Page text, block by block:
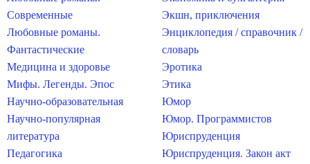
Современные
Любовные романы.
Фантастические
Медицина и здоровье
Мифы. Легенды. Эпос
Научно-образовательная
Научно-популярная
литература
Педагогика
Экшн, приключения
Энциклопедия / справочник /
словарь
Эротика
Этика
Юмор
Юмор. Программистов
Юриспруденция
Юриспруденция. Закон акт